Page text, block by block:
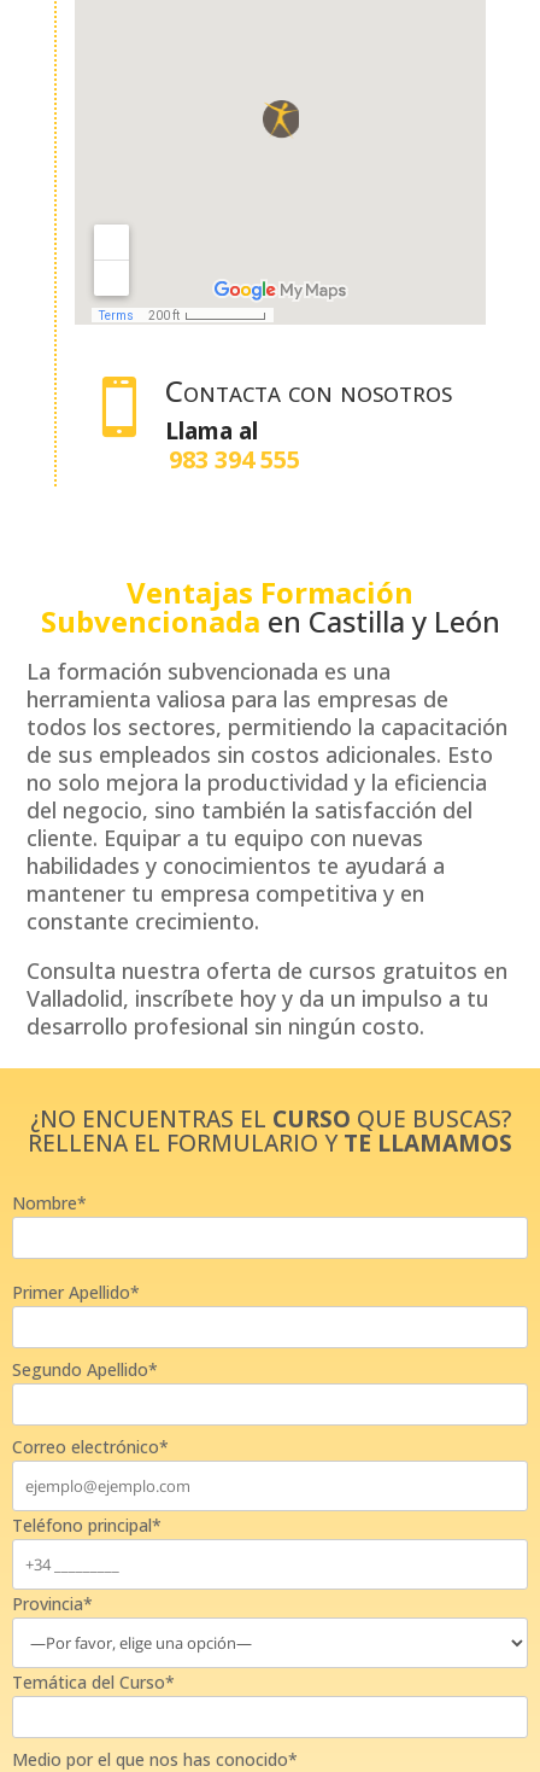
 Contacta con nosotros
Llama al
983 394 555
Ventajas Formación
Subvencionada en Castilla y León
La formación subvencionada es una
herramienta valiosa para las empresas de
todos los sectores, permitiendo la capacitación
de sus empleados sin costos adicionales. Esto
no solo mejora la productividad y la eficiencia
del negocio, sino también la satisfacción del
cliente. Equipar a tu equipo con nuevas
habilidades y conocimientos te ayudará a
mantener tu empresa competitiva y en
constante crecimiento.
Consulta nuestra oferta de cursos gratuitos en
Valladolid, inscríbete hoy y da un impulso a tu
desarrollo profesional sin ningún costo.
¿NO ENCUENTRAS EL CURSO QUE BUSCAS?
RELLENA EL FORMULARIO YTE LLAMAMOS
Nombre*
Primer Apellido*
Segundo Apellido*
Correo electrónico*
Teléfono principal*
Provincia*
Temática del Curso*
Medio por el que nos has conocido*